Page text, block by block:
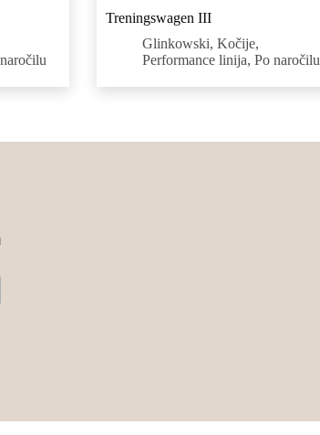
Treningswagen III
Glinkowski, Kočije,
Performance linija, Po naročilu